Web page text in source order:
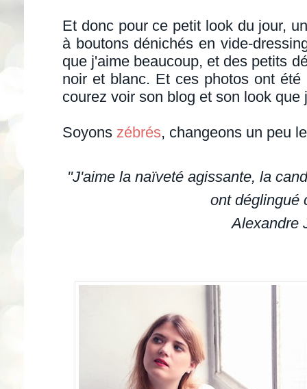
Et donc pour ce petit look du jour,
à boutons dénichés en vide-
que j'aime beaucoup, et des petits
noir et blanc. Et ces photos ont
courez voir son blog et son look que
Soyons zébrés, changeons un peu
"J'aime la naïveté agissante, la
ont déglingué
Alexandre